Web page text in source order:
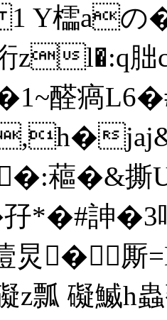
Y櫺aの
l�:q胐
醛瘑
藲�&撕
*�#訷
噎炅
z瓢 礙鰄h